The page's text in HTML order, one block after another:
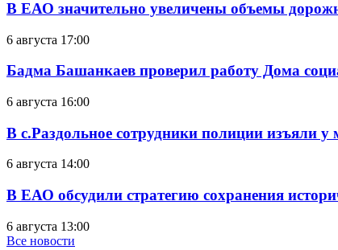
В ЕАО значительно увеличены объемы
6 августа 17:00
Бадма Башанкаев проверил работу Дома
6 августа 16:00
В с.Раздольное сотрудники полиции изъяли
6 августа 14:00
В ЕАО обсудили стратегию сохранения
6 августа 13:00
Все новости